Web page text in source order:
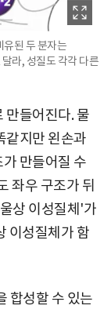
유된 두 분자는
라, 성질도 각각 다른
만들어진다. 물
같지만 왼손과
만들어질 수
좌우 구조가 뒤
상 이성질체'가
이성질체가 함
합성할 수 있는